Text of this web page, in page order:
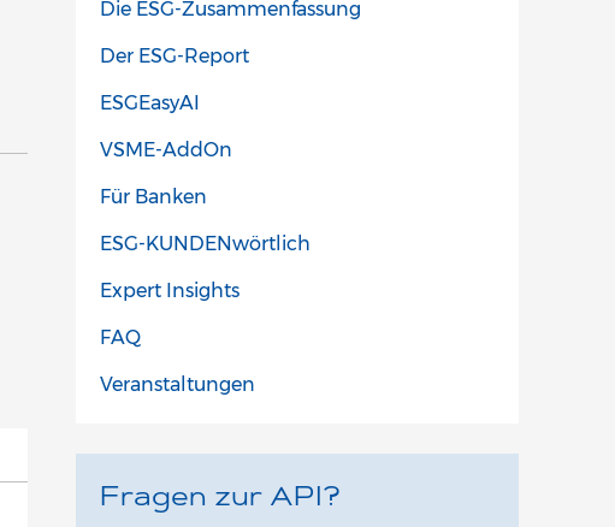
Die ESG-Zusammenfassung
Der ESG-Report
ESGEasyAI
VSME-AddOn
Für Banken
ESG-KUNDENwörtlich
Expert Insights
FAQ
Veranstaltungen
Fragen zur API?